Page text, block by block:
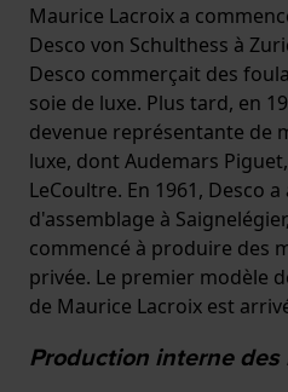
Maurice Lacroix a
Desco von Schulthess à
Desco commerçait des
soie de luxe. Plus tard, en
devenue représentante de
luxe, dont Audemars
LeCoultre. En 1961, Desco
d'assemblage à
commencé à produire des
privée. Le premier modèle
de Maurice Lacroix est
Production interne